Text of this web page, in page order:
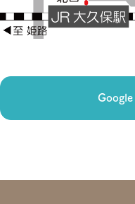
Google